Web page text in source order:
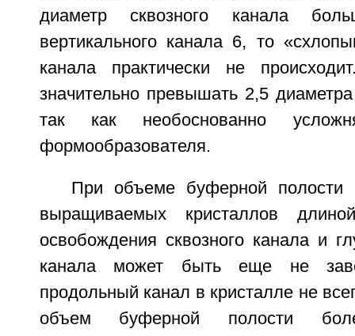
диаметр сквозного канала
вертикального канала 6, то
канала практически не
значительно превышать 2,5
так как необоснованно
формообразователя.
При объеме буферной
выращиваемых кристаллов
освобождения сквозного канала и
канала может быть еще не
продольный канал в кристалле не
объем буферной полости